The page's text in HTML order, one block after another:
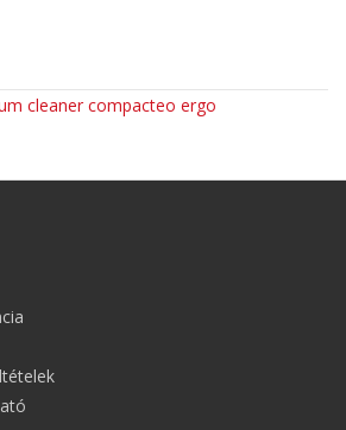
cleaner compacteo ergo